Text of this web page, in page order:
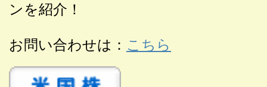
ンを紹介！
お問い合わせは： こちら